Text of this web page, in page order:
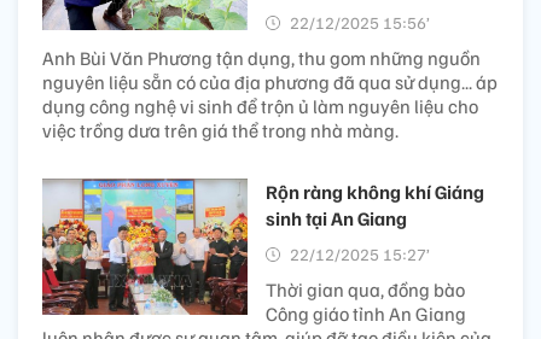
22/12/2025 15:56’
Anh Bùi Văn Phương tận dụng, thu gom những nguồn
nguyên liệu sẵn có của địa phương đã qua sử dụng... áp
dụng công nghệ vi sinh để trộn ủ làm nguyên liệu cho
việc trồng dưa trên giá thể trong nhà màng.
Rộn ràng không khí Giáng
sinh tại An Giang
22/12/2025 15:27’
Thời gian qua, đồng bào
Công giáo tỉnh An Giang